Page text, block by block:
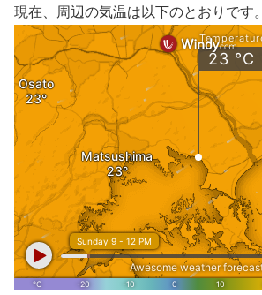
現在、周辺の気温は以下のとおりです。